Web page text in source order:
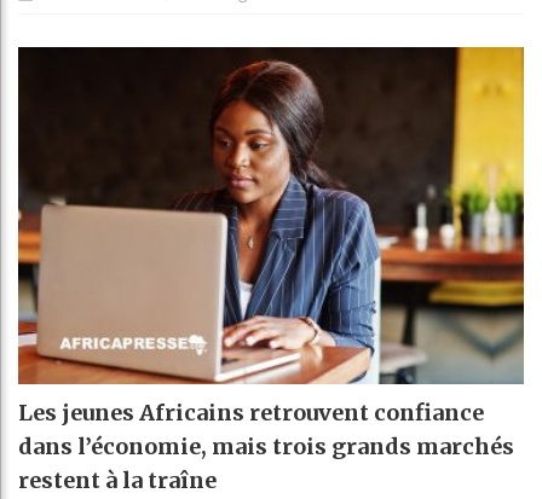
Les jeunes Africains retrouvent confiance
dans l’économie, mais trois grands marchés
restent à la traîne